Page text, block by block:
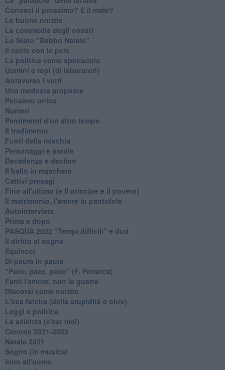
Conosci il prossimo? E il male?
Le buone notizie
La commedia degli onesti
Lo Stato "Babbo Natale"
Il cacio con le pere
La politica come spettacolo
Uomini e topi (di laboratori)
Attraverso i vetri
Una modesta proposta
Pensiero unico
Numeri
Pentimenti d'un altro tempo
Il tradimento
Fuori della mischia
Personaggi e parole
Decadenza e declino
Il ballo in maschera
Cattivi presagi
Fino all'ultimo (e Il principe e il povero)
Il matrimonio, l'amore in pantofole
Autointervista
Prima e dopo
​PASQUA 2022 “Tempi difficili” e duri
Il diritto al sogno
Equivoci
Di paura in paura
​“Pace, pace, pace” (F. Petrarca)
Farei l'amore, non la guerra
Discorsi come notizie
L'oca farcita (della stupidità e oltre)
Leggi e politica
La scienza (c'est moi)
Cenone 2021-2022
Natale 2021
Sogno (in musica)
Inno all'uomo